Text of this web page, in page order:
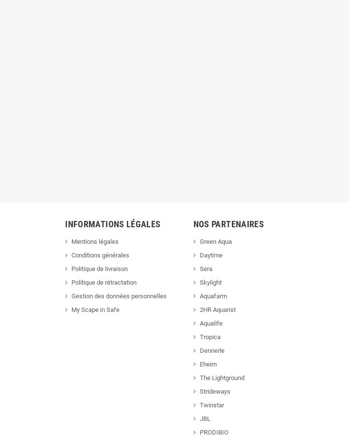
INFORMATIONS LÉGALES
Mentions légales
Conditions générales
Politique de livraison
Politique de rétractation
Gestion des données personnelles
My Scape in Safe
NOS PARTENAIRES
Green Aqua
Daytime
Sera
Skylight
Aquafarm
2HR Aquarist
Aqualife
Tropica
Dennerle
Eheim
The Lightground
Strideways
Twinstar
JBL
PRODIBIO